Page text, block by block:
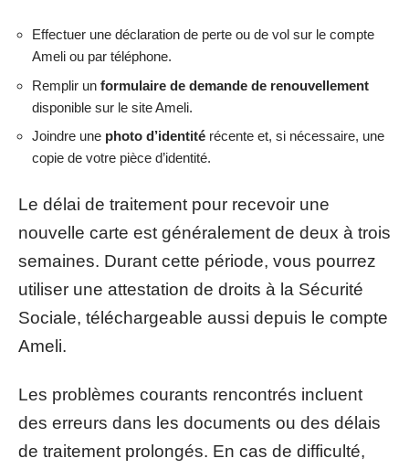
Effectuer une déclaration de perte ou de vol sur le compte
Ameli ou par téléphone.
Remplir un formulaire de demande de renouvellement
disponible sur le site Ameli.
Joindre une photo d’identité récente et, si nécessaire, une
copie de votre pièce d’identité.
Le délai de traitement pour recevoir une
nouvelle carte est généralement de deux à trois
semaines. Durant cette période, vous pourrez
utiliser une attestation de droits à la Sécurité
Sociale, téléchargeable aussi depuis le compte
Ameli.
Les problèmes courants rencontrés incluent
des erreurs dans les documents ou des délais
de traitement prolongés. En cas de difficulté,